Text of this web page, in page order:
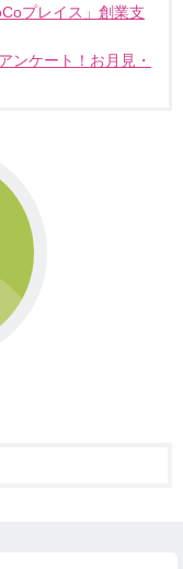
プレイス」創業支
ンケート！お月見・